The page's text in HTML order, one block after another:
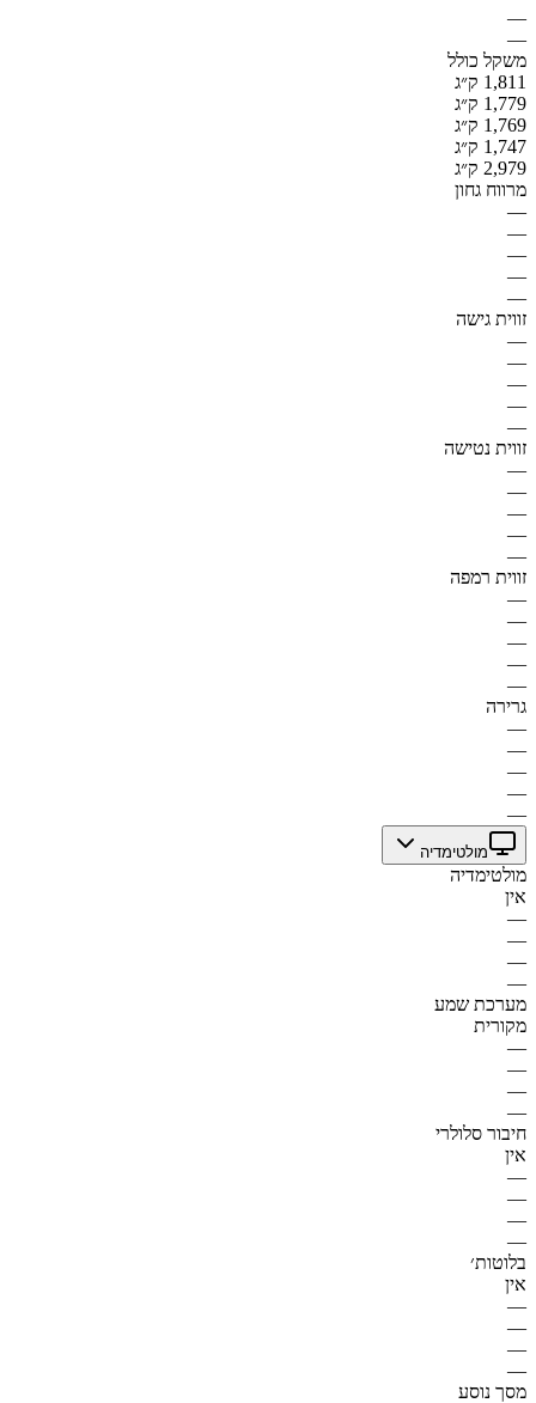
—
—
משקל כולל
1,811 ק״ג
1,779 ק״ג
1,769 ק״ג
1,747 ק״ג
2,979 ק״ג
מרווח גחון
—
—
—
—
—
זווית גישה
—
—
—
—
—
זווית נטישה
—
—
—
—
—
זווית רמפה
—
—
—
—
—
גרירה
—
—
—
—
—
מולטימדיה
מולטימדיה
אין
—
—
—
—
מערכת שמע
מקורית
—
—
—
—
חיבור סלולרי
אין
—
—
—
—
בלוטות׳
אין
—
—
—
—
מסך נוסע